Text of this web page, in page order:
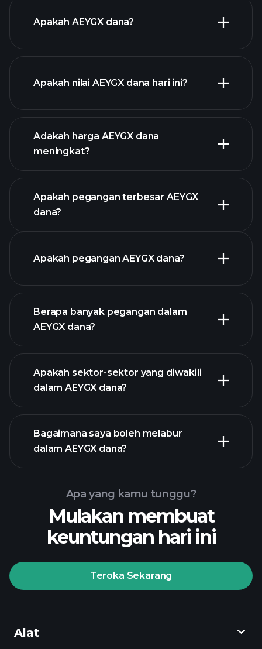
Apakah AEYGX dana?
Apakah nilai AEYGX dana hari ini?
grafik lanjutan
Adakah harga AEYGX dana
meningkat?
Apakah pegangan terbesar AEYGX
dana?
holdings
Apakah pegangan AEYGX dana?
holdings
Berapa banyak pegangan dalam
AEYGX dana?
holdings
Apakah sektor-sektor yang diwakili
dalam AEYGX dana?
Bagaimana saya boleh melabur
dalam AEYGX dana?
Playtrade
Apa yang kamu tunggu?
Mulakan membuat
keuntungan hari ini
Teroka Sekarang
Alat